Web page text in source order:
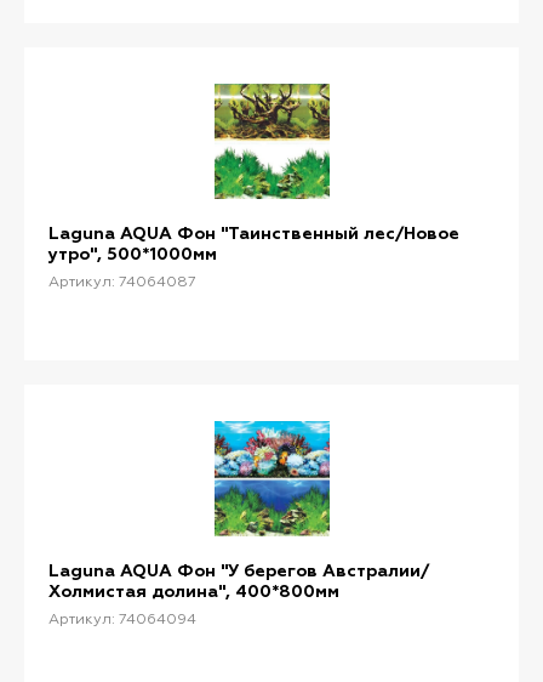
Laguna AQUA Фон "Таинственный лес/Новое
утро", 500*1000мм
Артикул: 74064087
Laguna AQUA Фон "У берегов Австралии/
Холмистая долина", 400*800мм
Артикул: 74064094